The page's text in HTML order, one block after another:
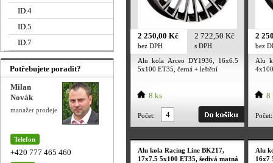
2 250,00 Kč
bez DPH
2 722,50 Kč
s DPH
Alu kola Arceo DY1936, 16x6.5
5x100 ET35, černá + leštění
8 ks
Počet:
2
bez
Alu
8
Počet:
Alu kola Racing Line BK217,
17x7.5 5x100 ET35, šedivá matná
Alu
16x7
ID.4
ID.5
ID.7
Potřebujete poradit?
Milan
Novák
manažer prodeje
Telefon
+420 777 465 460